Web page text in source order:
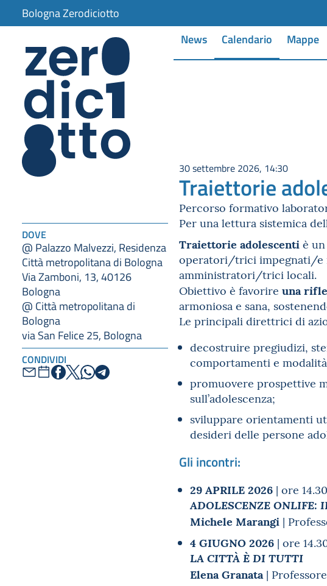
Bologna Zerodiciotto
News Calendario Mappe
DOVE
@ Palazzo Malvezzi, Residenza
Città metropolitana di Bologna
Via Zamboni, 13, 40126
Bologna
@ Città metropolitana di
Bologna
via San Felice 25, Bologna
CONDIVIDI
30 settembre 2026, 14:30
Traiettorie
Percorso formativo
Per una lettura sistemica
Traiettorie adolescenti è
operatori/trici impegnati/e
amministratori/trici locali.
Obiettivo è favorire una
armoniosa e sana,
Le principali direttrici di
decostruire pregiudizi,
comportamenti e
promuovere prospettive
sull’adolescenza;
sviluppare orientamenti
desideri delle persone
Gli incontri:
29 APRILE 2026 | ore
ADOLESCENZE ONLIFE:
Michele Marangi |
4 GIUGNO 2026 | ore
LA CITTÀ È DI TUTTI
Elena Granata|